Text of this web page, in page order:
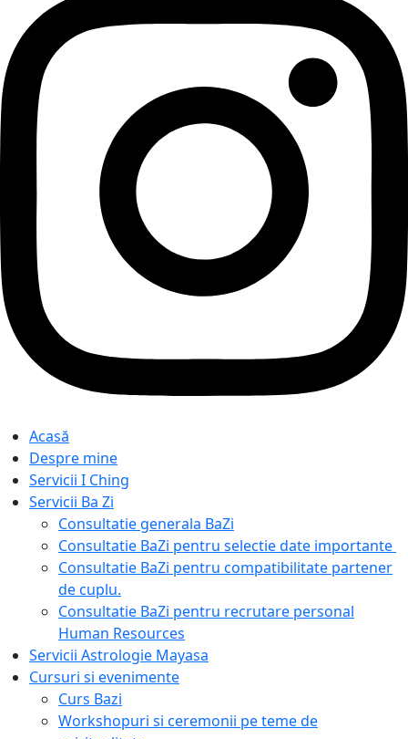
Acasă
Despre mine
Servicii I Ching
Servicii Ba Zi
Consultatie generala BaZi​
Consultatie BaZi pentru selectie date importante ​
Consultatie BaZi pentru compatibilitate partener
de cuplu.
Consultatie BaZi pentru recrutare personal
Human Resources
Servicii Astrologie Mayasa
Cursuri si evenimente
Curs Bazi
Workshopuri si ceremonii pe teme de